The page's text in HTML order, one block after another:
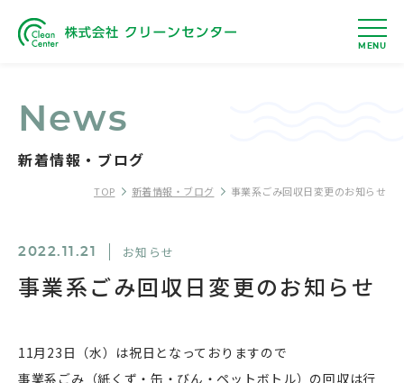
MENU
News
新着情報・ブログ
TOP 新着情報・ブログ 事業系ごみ回収日変更のお知らせ
事業系ごみ回収日変更のお知らせ
2022.11.21 お知らせ
11月23日（水）は祝日となっておりますので
事業系ごみ（紙くず・缶・びん・ペットボトル）の回収は行